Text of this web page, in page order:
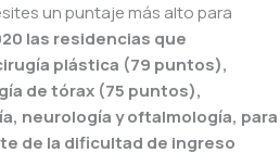
un puntaje más alto para
las residencias que
plástica (79 puntos),
de tórax (75 puntos),
neurología y oftalmología, para
de la dificultad de ingreso